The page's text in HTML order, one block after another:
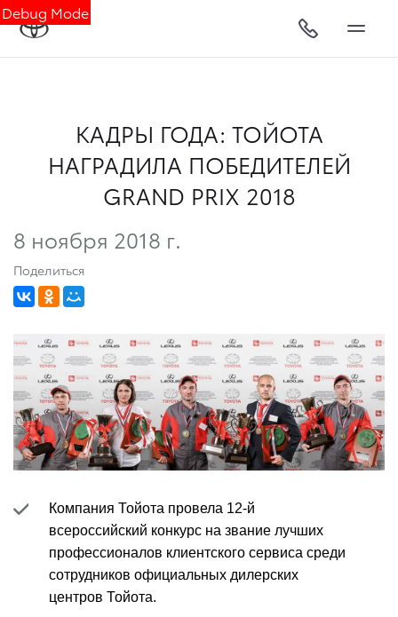
Debug Mode
КАДРЫ ГОДА: ТОЙОТА
НАГРАДИЛА ПОБЕДИТЕЛЕЙ
GRAND PRIX 2018
8 ноября 2018 г.
Поделиться
Компания Тойота провела 12-й
всероссийский конкурс на звание лучших
профессионалов клиентского сервиса среди
сотрудников официальных дилерских
центров Тойота.